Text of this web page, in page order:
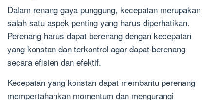
Dalam renang gaya punggung, kecepatan merupakan
salah satu aspek penting yang harus diperhatikan.
Perenang harus dapat berenang dengan kecepatan
yang konstan dan terkontrol agar dapat berenang
secara efisien dan efektif.
Kecepatan yang konstan dapat membantu perenang
mempertahankan momentum dan mengurangi